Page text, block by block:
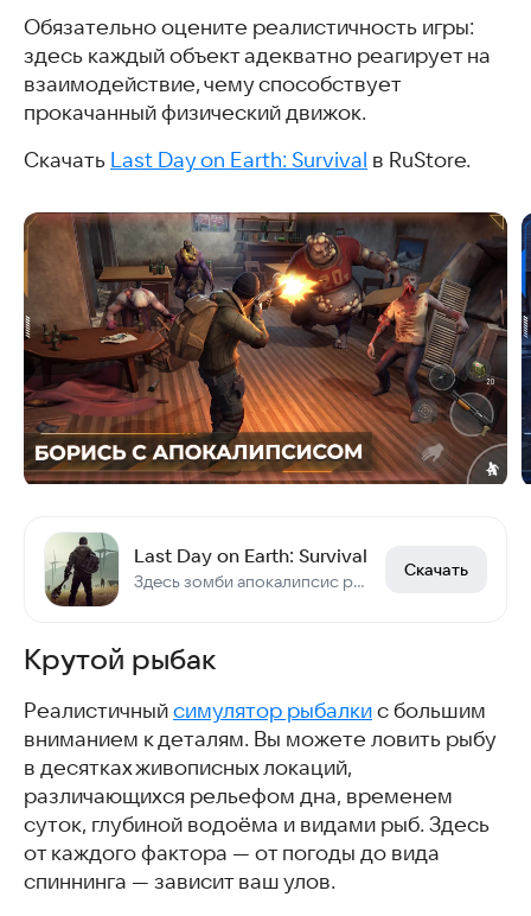
Pure Sniper: Gun Shooter Games
Восхождение империи
Room Smash
Need for Speed No Limits
Часто задаваемые вопросы
Интересные и похожие статьи
Обязательно оцените реалистичность игры:
здесь каждый объект адекватно реагирует на
взаимодействие, чему способствует
прокачанный физический движок.
Скачать Last Day on Earth: Survival в RuStore.
Last Day on Earth: Survival
Здесь зомби апокалипсис реален, а выживание — твой единственный путь.
Скачать
Крутой рыбак
Реалистичный симулятор рыбалки с большим
вниманием к деталям. Вы можете ловить рыбу
в десятках живописных локаций,
различающихся рельефом дна, временем
суток, глубиной водоёма и видами рыб. Здесь
от каждого фактора — от погоды до вида
спиннинга — зависит ваш улов.